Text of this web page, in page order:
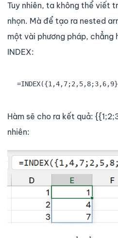
Tuy nhiên, ta không thể viết
nhọn. Mà để tạo ra nested
một vài phương pháp, chẳng
INDEX:
Hàm sẽ cho ra kết quả:
nhiên: